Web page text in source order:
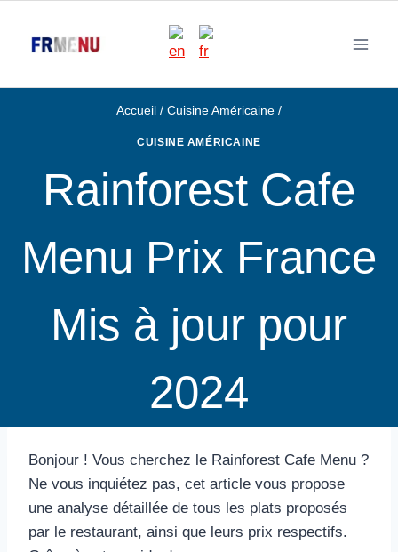
Accueil / Cuisine Américaine /
CUISINE AMÉRICAINE
Rainforest Cafe
Menu Prix France
Mis à jour pour
2024
Bonjour ! Vous cherchez le Rainforest Cafe Menu ?
Ne vous inquiétez pas, cet article vous propose
une analyse détaillée de tous les plats proposés
par le restaurant, ainsi que leurs prix respectifs.